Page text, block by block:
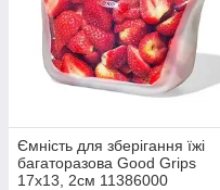
Ємність для зберігання їжі
багаторазова Good Grips
17х13, 2см 11386000